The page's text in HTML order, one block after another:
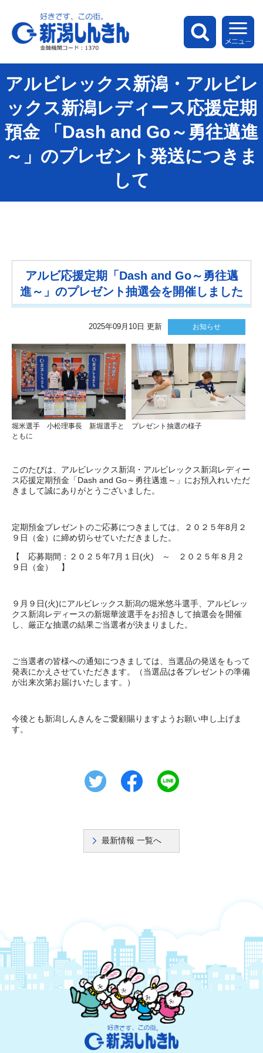
新潟しんきん
検索
アルビレックス新潟・アルビレ
ックス新潟レディース応援定期
預金 「Dash and Go～勇往邁進
～」のプレゼント発送につきま
して
アルビ応援定期「Dash and Go～勇往邁
進～」のプレゼント抽選会を開催しました
2025年09月10日 更新 お知らせ
堀米選手 小松理事長 新堀選手と
ともに
プレゼント抽選の様子
このたびは、アルビレックス新潟・アルビレックス新潟レディー
ス応援定期預金「Dash and Go～勇往邁進～」にお預入れいただ
きまして誠にありがとうございました。
定期預金プレゼントのご応募につきましては、２０２５年8月２
９日（金）に締め切らせていただきました。
【 応募期間：２０２５年7月１日(火) ～ ２０２５年８月２
９日（金） 】
９月９日(火)にアルビレックス新潟の堀米悠斗選手、アルビレッ
クス新潟レディースの新堀華波選手をお招きして抽選会を開催
し、厳正な抽選の結果ご当選者が決まりました。
ご当選者の皆様への通知につきましては、当選品の発送をもって
発表にかえさせていただきます。（当選品は各プレゼントの準備
が出来次第お届けいたします。）
今後とも新潟しんきんをご愛顧賜りますようお願い申し上げま
す。
最新情報 一覧へ